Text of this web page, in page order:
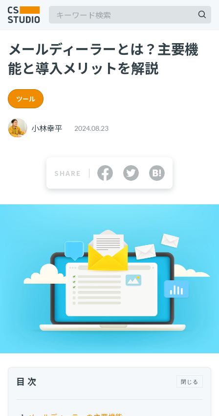
サービス
コンサルティング
カスタマーサクセス人材派遣・常駐
カスタマーサクセスBPO
BPaaS​
既存営業 AI BPO
カスタマーサポート代行
多言語カスタマーサポート対応
CSツール導入・運用支援
ツール選定・運用支援
その他ご支援​
メールディーラーとは？主要機
能と導入メリットを解説
ツール
小林幸平 2024.08.23
SHARE
目次 閉じる